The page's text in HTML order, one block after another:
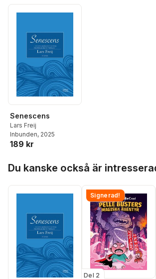
Senescens
Lars Freij
Inbunden, 2025
189 kr
Du kanske också är
Signerad!
Del 2